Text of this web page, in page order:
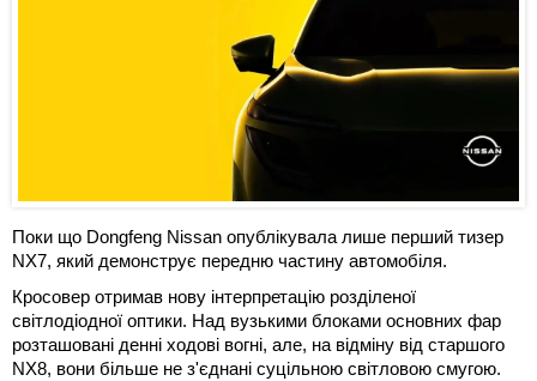
Поки що Dongfeng Nissan опублікувала лише перший тизер
NX7, який демонструє передню частину автомобіля.
Кросовер отримав нову інтерпретацію розділеної
світлодіодної оптики. Над вузькими блоками основних фар
розташовані денні ходові вогні, але, на відміну від старшого
NX8, вони більше не з'єднані суцільною світловою смугою.